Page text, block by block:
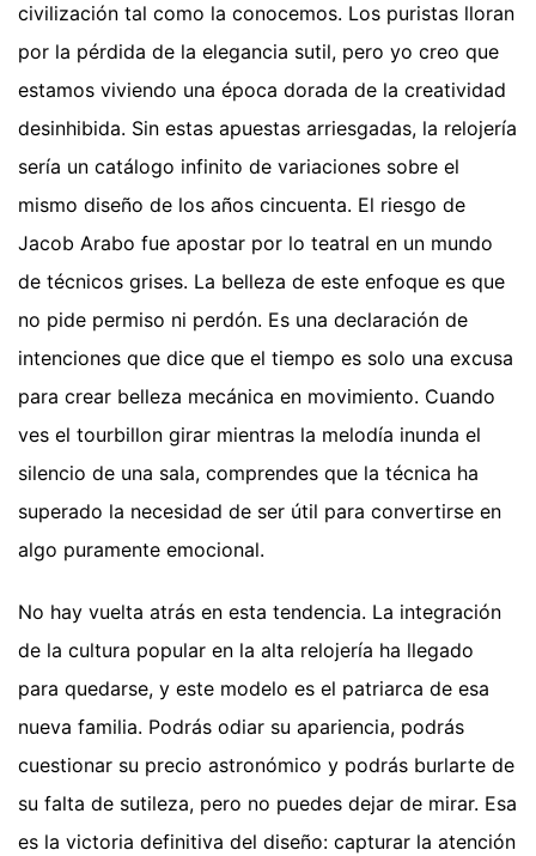
civilización tal como la conocemos. Los puristas lloran
por la pérdida de la elegancia sutil, pero yo creo que
estamos viviendo una época dorada de la creatividad
desinhibida. Sin estas apuestas arriesgadas, la relojería
sería un catálogo infinito de variaciones sobre el
mismo diseño de los años cincuenta. El riesgo de
Jacob Arabo fue apostar por lo teatral en un mundo
de técnicos grises. La belleza de este enfoque es que
no pide permiso ni perdón. Es una declaración de
intenciones que dice que el tiempo es solo una excusa
para crear belleza mecánica en movimiento. Cuando
ves el tourbillon girar mientras la melodía inunda el
silencio de una sala, comprendes que la técnica ha
superado la necesidad de ser útil para convertirse en
algo puramente emocional.
No hay vuelta atrás en esta tendencia. La integración
de la cultura popular en la alta relojería ha llegado
para quedarse, y este modelo es el patriarca de esa
nueva familia. Podrás odiar su apariencia, podrás
cuestionar su precio astronómico y podrás burlarte de
su falta de sutileza, pero no puedes dejar de mirar. Esa
es la victoria definitiva del diseño: capturar la atención